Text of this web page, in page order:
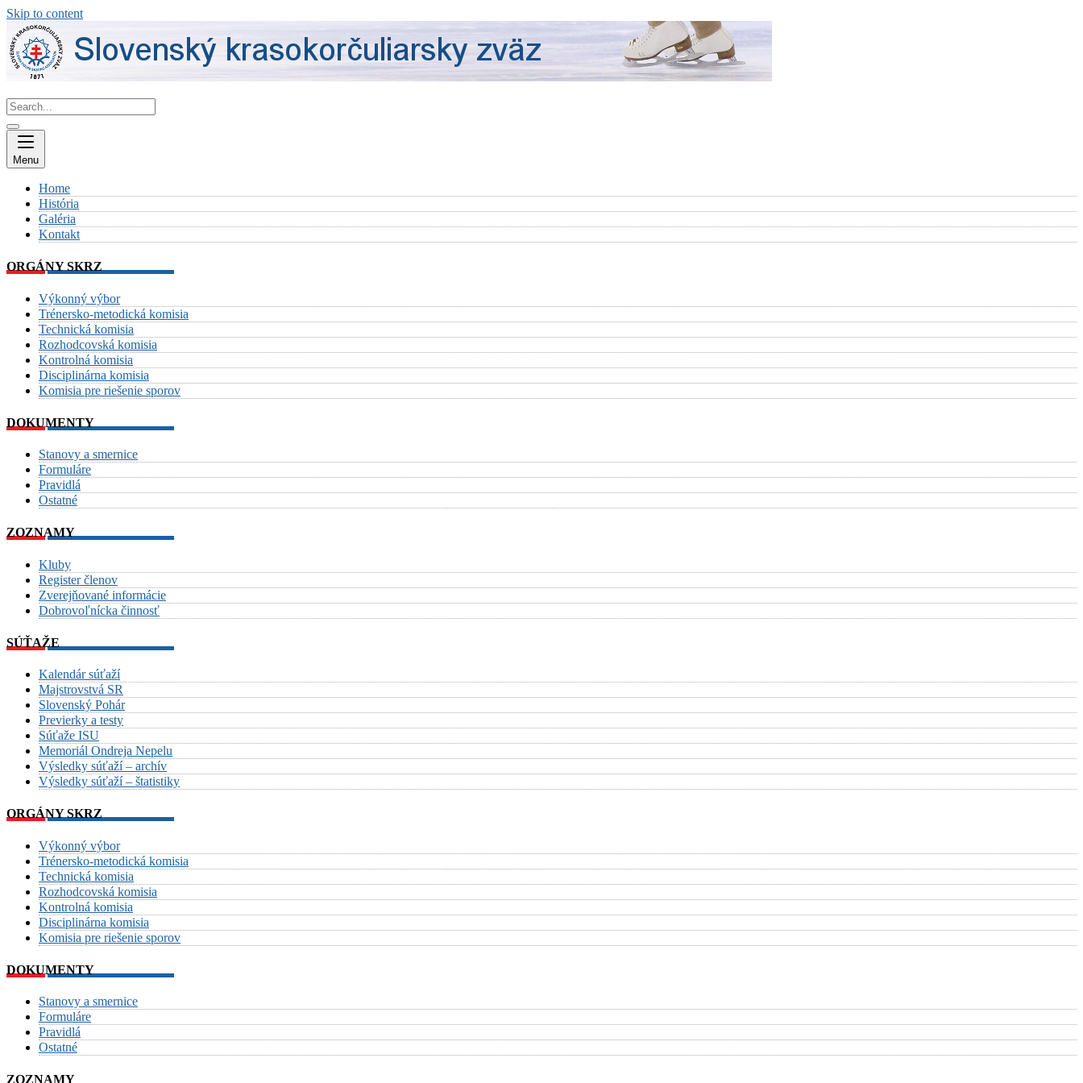
Skip to content
Menu
Home
História
Galéria
Kontakt
ORGÁNY SKRZ
Výkonný výbor
Trénersko-metodická komisia
Technická komisia
Rozhodcovská komisia
Kontrolná komisia
Disciplinárna komisia
Komisia pre riešenie sporov
DOKUMENTY
Stanovy a smernice
Formuláre
Pravidlá
Ostatné
ZOZNAMY
Kluby
Register členov
Zverejňované informácie
Dobrovoľnícka činnosť
SÚŤAŽE
Kalendár súťaží
Majstrovstvá SR
Slovenský Pohár
Previerky a testy
Súťaže ISU
Memoriál Ondreja Nepelu
Výsledky súťaží – archív
Výsledky súťaží – štatistiky
ORGÁNY SKRZ
Výkonný výbor
Trénersko-metodická komisia
Technická komisia
Rozhodcovská komisia
Kontrolná komisia
Disciplinárna komisia
Komisia pre riešenie sporov
DOKUMENTY
Stanovy a smernice
Formuláre
Pravidlá
Ostatné
ZOZNAMY